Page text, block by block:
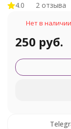
4.0 2 отзыва
Нет в наличии
250 руб.